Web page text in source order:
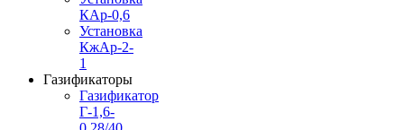
КАр-0,6
Установка
КжАр-2-
1
Газификаторы
Газификатор
Г-1,6-